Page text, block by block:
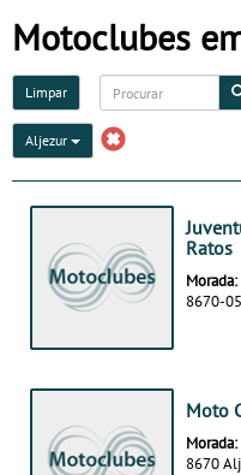
Motoclubes
Limpar
Aljezur
Ratos
Morada:
8670-
Moto
Morada:
8670